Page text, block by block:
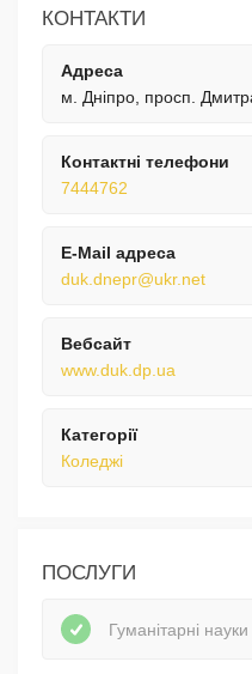
КОНТАКТИ
Адреса
м. Дніпро, просп.
Контактні телефони
7444762
E-Mail адреса
duk.dnepr@ukr.net
Вебсайт
www.duk.dp.ua
Категорії
Коледжі
ПОСЛУГИ
Гуманітарні науки